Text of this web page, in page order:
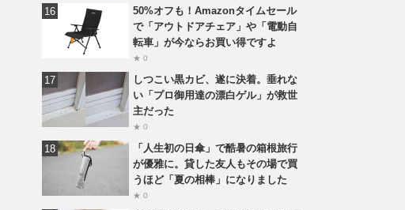
50%オフも！Amazonタイムセール
で「アウトドアチェア」や「電動自
転車」が今ならお買い得ですよ
★ 0
しつこい黒カビ、遂に決着。垂れな
い「プロ御用達の漂白ゲル」が救世
主だった
★ 0
「人生初の日傘」で酷暑の箱根旅行
が優雅に。貸した友人もその場で買
うほど「夏の相棒」になりました
★ 0